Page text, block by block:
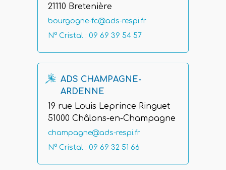
21110 Bretenière
bourgogne-fc@ads-respi.fr
N° Cristal : 09 69 39 54 57
ADS CHAMPAGNE-
ARDENNE
19 rue Louis Leprince Ringuet
51000 Châlons-en-Champagne
champagne@ads-respi.fr
N° Cristal : 09 69 32 51 66